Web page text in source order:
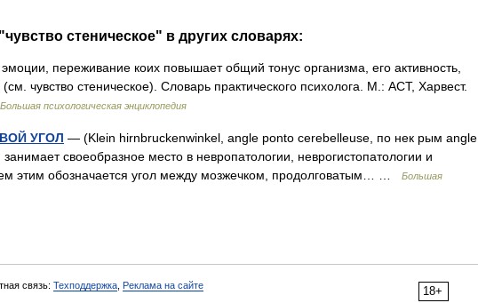
стеническое" в других словарях:
переживание коих повышает общий тонус организма, его активность,
чувство стеническое). Словарь практического психолога. М.: АСТ, Харвест.
Большая психологическая энциклопедия
УГОЛ — (Klein hirnbruckenwinkel, angle ponto cerebelleuse, по нек рым angle
своеобразное место в невропатологии, неврогистопатологии и
этим обозначается угол между мозжечком, продолговатым… …
Большая
18+
связь: Техподдержка Реклама на сайте